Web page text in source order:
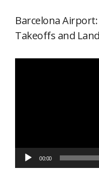
Barcelona
Takeoffs and
00:00